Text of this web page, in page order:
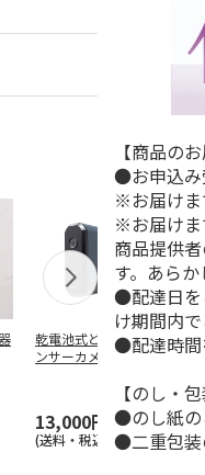
乾電池式どこでもセ
ンサーカメラ
13,000円
(送料・税込)
ラ
(送
【商品の
●お申込み
※お届けま
※お届けま
商品提供
す。あらか
●配達日を
け期間内で
●配達時間
【のし・
●のし紙の
●二重包装